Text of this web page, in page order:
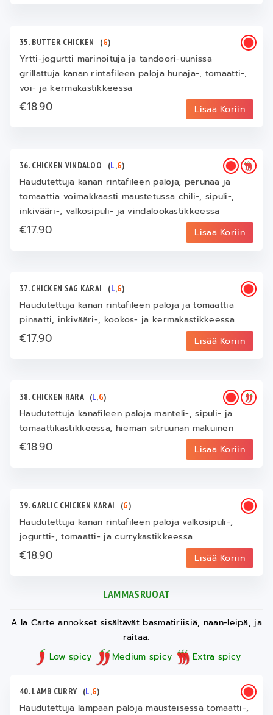
35. BUTTER CHICKEN (G)
Yrtti-jogurtti marinoituja ja tandoori-uunissa
grillattuja kanan rintafileen paloja hunaja-, tomaatti-,
voi- ja kermakastikkeessa
€18.90 Lisää Koriin
36. CHICKEN VINDALOO (L,G)
Haudutettuja kanan rintafileen paloja, perunaa ja
tomaattia voimakkaasti maustetussa chili-, sipuli-,
inkivääri-, valkosipuli- ja vindalookastikkeessa
€17.90 Lisää Koriin
37. CHICKEN SAG KARAI (L,G)
Haudutettuja kanan rintafileen paloja ja tomaattia
pinaatti, inkivääri-, kookos- ja kermakastikkeessa
€17.90 Lisää Koriin
38. CHICKEN RARA (L,G)
Haudutettuja kanafileen paloja manteli-, sipuli- ja
tomaattikastikkeessa, hieman sitruunan makuinen
€18.90 Lisää Koriin
39. GARLIC CHICKEN KARAI (G)
Haudutettuja kanan rintafileen paloja valkosipuli-,
jogurtti-, tomaatti- ja currykastikkeessa
€18.90 Lisää Koriin
LAMMASRUOAT
A la Carte annokset sisältävät basmatiriisiä, naan-leipä, ja
raitaa.
Low spicy
Medium spicy Extra spicy
40. LAMB CURRY (L,G)
Haudutettuja lampaan paloja mausteisessa tomaatti-,